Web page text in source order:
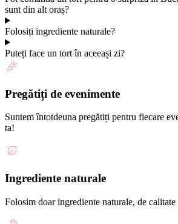
sunt din alt oraș?
Folosiți ingrediente naturale?
Puteți face un tort în aceeași zi?
Pregătiți de evenimente
Suntem întotdeuna pregătiți pentru fiecare
ta!
Ingrediente naturale
Folosim doar ingrediente naturale, de calitate